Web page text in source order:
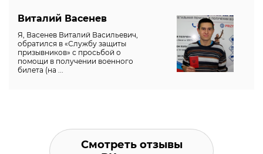
Виталий Васенев
Я, Васенев Виталий Васильевич,
обратился в «Службу защиты
призывников» с просьбой о
помощи в получении военного
билета (на ...
Смотреть отзывы